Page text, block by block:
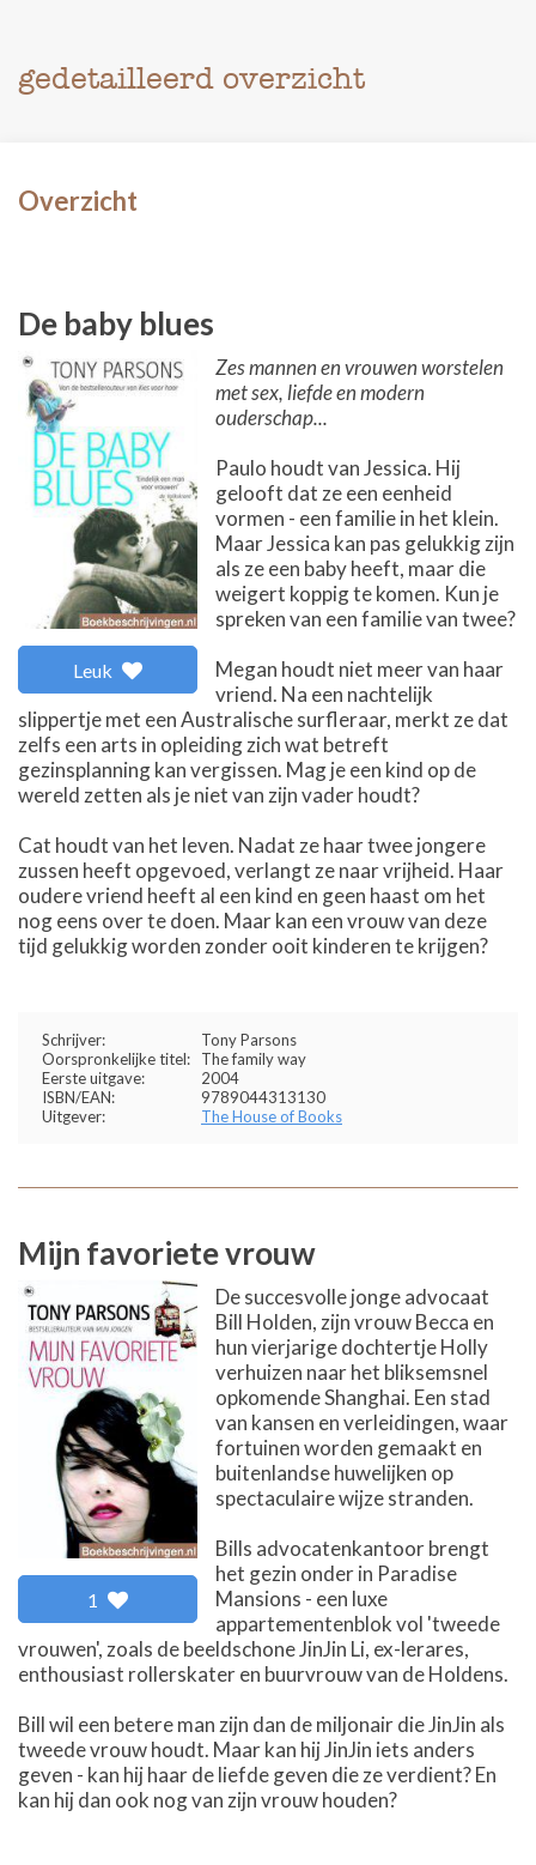
gedetailleerd overzicht
Overzicht
De baby blues
Leuk
Zes mannen en vrouwen worstelen
met sex, liefde en modern
ouderschap...
Paulo houdt van Jessica. Hij
gelooft dat ze een eenheid
vormen - een familie in het klein.
Maar Jessica kan pas gelukkig zijn
als ze een baby heeft, maar die
weigert koppig te komen. Kun je
spreken van een familie van twee?
Megan houdt niet meer van haar
vriend. Na een nachtelijk
slippertje met een Australische surfleraar, merkt ze dat
zelfs een arts in opleiding zich wat betreft
gezinsplanning kan vergissen. Mag je een kind op de
wereld zetten als je niet van zijn vader houdt?
Cat houdt van het leven. Nadat ze haar twee jongere
zussen heeft opgevoed, verlangt ze naar vrijheid. Haar
oudere vriend heeft al een kind en geen haast om het
nog eens over te doen. Maar kan een vrouw van deze
tijd gelukkig worden zonder ooit kinderen te krijgen?
Schrijver:
Tony Parsons
Oorspronkelijke titel:
The family way
Eerste uitgave:
2004
ISBN/EAN:
9789044313130
Uitgever:
The House of Books
Mijn favoriete vrouw
1
De succesvolle jonge advocaat
Bill Holden, zijn vrouw Becca en
hun vierjarige dochtertje Holly
verhuizen naar het bliksemsnel
opkomende Shanghai. Een stad
van kansen en verleidingen, waar
fortuinen worden gemaakt en
buitenlandse huwelijken op
spectaculaire wijze stranden.
Bills advocatenkantoor brengt
het gezin onder in Paradise
Mansions - een luxe
appartementenblok vol 'tweede
vrouwen', zoals de beeldschone JinJin Li, ex-lerares,
enthousiast rollerskater en buurvrouw van de Holdens.
Bill wil een betere man zijn dan de miljonair die JinJin als
tweede vrouw houdt. Maar kan hij JinJin iets anders
geven - kan hij haar de liefde geven die ze verdient? En
kan hij dan ook nog van zijn vrouw houden?